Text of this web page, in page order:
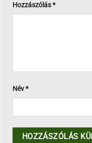
Hozzászólás*
Név*